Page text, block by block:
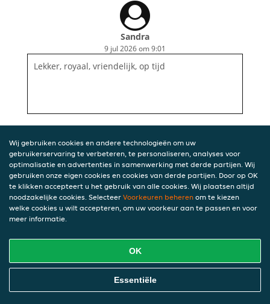
Sandra
9 jul 2026 om 9:01
Lekker, royaal, vriendelijk, op tijd
Wij gebruiken cookies en andere technologieën om uw
gebruikerservaring te verbeteren, te personaliseren, analyses voor
optimalisatie en advertenties in samenwerking met derde partijen. Wij
gebruiken onze eigen cookies en cookies van derde partijen. Door op OK
te klikken accepteert u het gebruik van alle cookies. Wij plaatsen altijd
noodzakelijke cookies. Selecteer Voorkeuren beheren om te kiezen
welke cookies u wilt accepteren, om uw voorkeur aan te passen en voor
meer informatie.
OK
Essentiële